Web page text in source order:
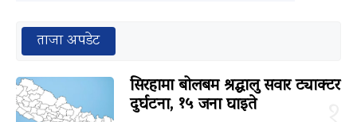
ताजा अपडेट
सिरहामा बोलबम श्रद्धालु सवार ट्याक्टर
दुर्घटना, १५ जना घाइते